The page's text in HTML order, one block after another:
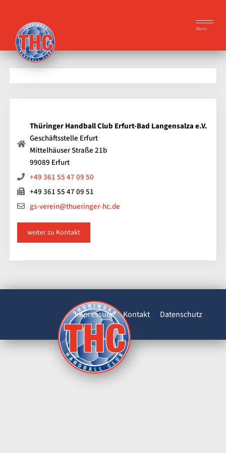
Menü
Thüringer Handball Club Erfurt-Bad Langensalza e.V.
Geschäftsstelle Erfurt
Mittelhäuser Straße 21b
99089 Erfurt
+49 361 55 47 09 50
+49 361 55 47 09 51
gs-verein@thueringer-hc.de
weiter zu Kontakt
Impressum Kontakt Datenschutz